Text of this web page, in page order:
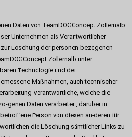
Daten von TeamDOGConcept Zollernalb
Unternehmen als Verantwortlicher
zur Löschung der personen-bezogenen
Zollernalb unter
Technologie und der
Maßnahmen, auch technischer
Verantwortliche, welche die
genen Daten verarbeiten, darüber in
Person von diesen an-deren für
die Löschung sämtlicher Links zu